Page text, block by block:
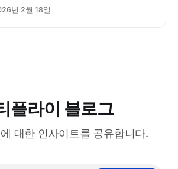
년 2월 18일
플라이 블로그
대한 인사이트를 공유합니다.